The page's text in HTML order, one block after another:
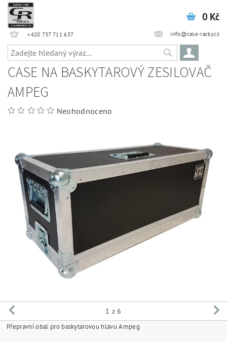
+420 737 711 637 info@case-racky.cz
0 Kč
CASE NA BASKYTAROVÝ ZESILOVAČ
AMPEG
Neohodnoceno
1 z 6
Přepravní obal pro baskytarovou hlavu Ampeg